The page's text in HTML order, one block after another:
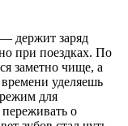
держит заряд
при поездках. По
заметно чище, а
уделяешь
для
о